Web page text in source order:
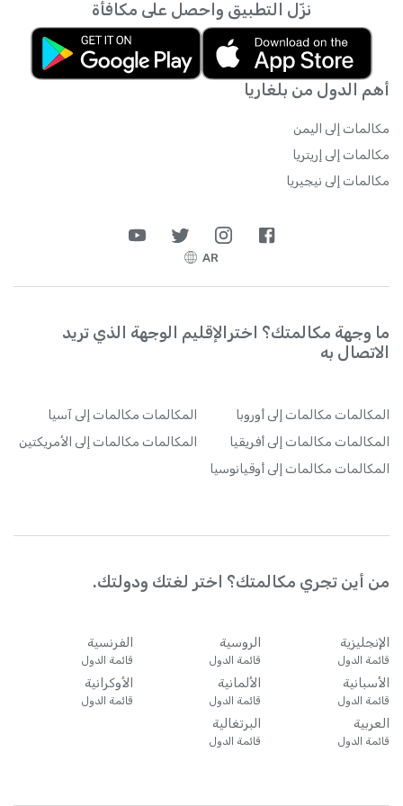
الإنترنت متى يشاء.
أهم الدول من بلغاريا
مكالمات إلى اليمن
مكالمات إلى إريتريا
مكالمات إلى نيجيريا
نزّل التطبيق واحصل على مكافأة
AR
ما وجهة مكالمتك؟ اخترالإقليم الوجهة الذي تريد
الاتصال به
المكالمات مكالمات إلى أوروبا المكالمات مكالمات إلى آسيا
المكالمات مكالمات إلى أفريقيا المكالمات مكالمات إلى الأمريكتين
المكالمات مكالمات إلى أوقيانوسيا
من أين تجري مكالمتك؟ اختر لغتك ودولتك.
الإنجليزية
قائمة الدول
الروسية
قائمة الدول
الفرنسية
قائمة الدول
الأسبانية
قائمة الدول
الألمانية
قائمة الدول
الأوكرانية
قائمة الدول
العربية
قائمة الدول
البرتغالية
قائمة الدول